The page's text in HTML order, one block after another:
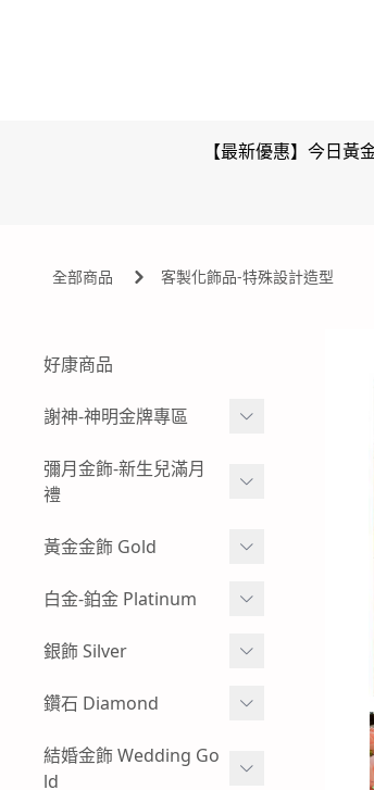
【最新優惠】今日黃
全部商品 客製化飾品-特殊設計造型
好康商品
謝神-神明金牌專區
雙面壓克力浮字款-神明金
牌
玻璃框、木框樣式-黃金神
明金牌
其他特殊樣式-黃金神明金
項鍊
彌月金飾-新生兒滿月
禮
彌月金飾 生肖
彌月金飾 手鍊
彌月金飾 項鍊
彌月金飾 禮盒
黃金金飾 Gold
蠶絲蠟線系列
黃金耳環
黃金金塊-黃金擺飾
白金-鉑金 Platinum
白金耳環
男生白金項鍊
白金手鍊-手環
銀飾 Silver
小朋友純銀手環
小朋友純銀手鍊
鑽石 Diamond
鑽石手鍊
結婚金飾 Wedding Go
ld